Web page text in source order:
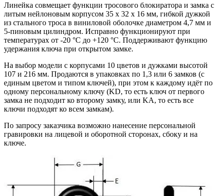
Линейка совмещает функции тросового блокиратора и замка с
литым нейлоновым корпусом 35 х 32 х 16 мм, гибкой дужкой
из стального троса в виниловой оболочке диаметром 4,7 мм и
5-пиновым цилиндром. Исправно функционируют при
температурах от -20 °С до +120 °С. Поддерживают функцию
удержания ключа при открытом замке.
На выбор модели с корпусами 10 цветов и дужками высотой
107 и 216 мм. Продаются в упаковках по 1,3 или 6 замков (с
единым цветом и типом ключей), при этом к каждому идёт по
одному персональному ключу (KD, то есть ключ от первого
замка не подходит ко второму замку, или KA, то есть все
ключи подходят ко всем замкам).
По запросу заказчика возможно нанесение персональной
гравировки на лицевой и оборотной сторонах, сбоку и на
ключе.